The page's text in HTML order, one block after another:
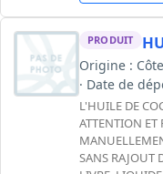
PRODUIT
Origine :
· Date de
L'HUILE DE
ATTENTION ET
SANS RAJOUT